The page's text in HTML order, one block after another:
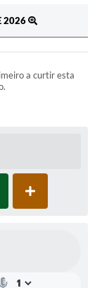
2026
a curtir esta